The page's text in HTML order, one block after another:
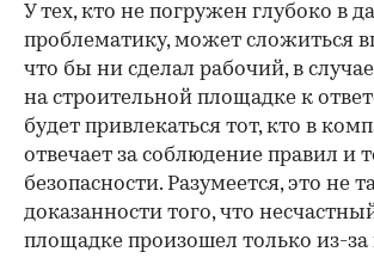
У тех, кто не погружен глубоко в
проблематику, может сложиться
что бы ни сделал рабочий, в
на строительной площадке к
будет привлекаться тот, кто в
отвечает за соблюдение правил и
безопасности. Разумеется, это не
доказанности того, что
площадке произошел только из-